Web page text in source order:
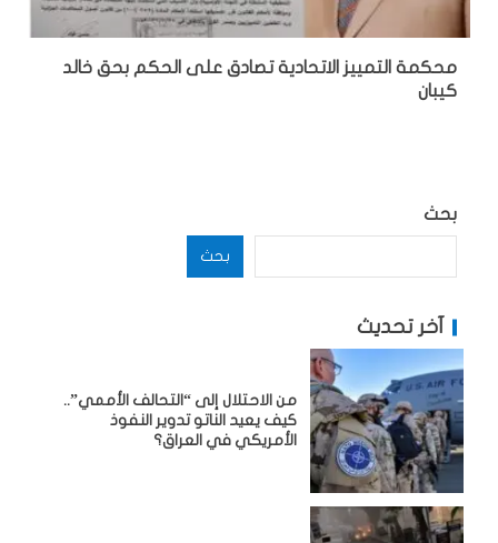
محكمة التمييز الاتحادية تصادق على الحكم بحق خالد
كيبان
بحث
بحث
آخر تحديث
من الاحتلال إلى “التحالف الأممي”..
كيف يعيد الناتو تدوير النفوذ
الأمريكي في العراق؟